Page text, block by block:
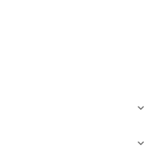

